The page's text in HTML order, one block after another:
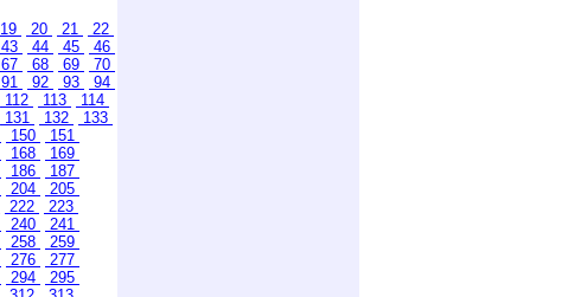
19 20 21
22
43 44 45
46
67 68 69
70
91 92 93
94
112 113
114
131 132
133
150
151
168
169
186
187
204
205
222
223
240
241
258
259
276
277
294
295